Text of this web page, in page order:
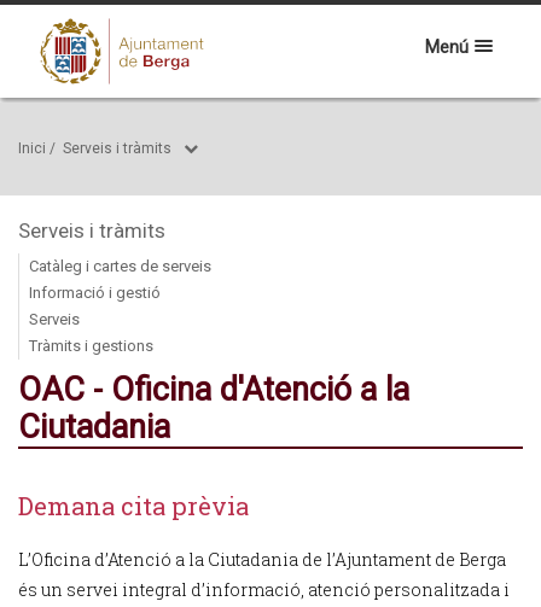
Menú
Inici / Serveis i tràmits
Serveis i tràmits
Catàleg i cartes de serveis
Informació i gestió
Serveis
Tràmits i gestions
OAC - Oficina d'Atenció a la
Ciutadania
Demana cita prèvia
L’Oficina d’Atenció a la Ciutadania de l’Ajuntament de Berga
és un servei integral d’informació, atenció personalitzada i